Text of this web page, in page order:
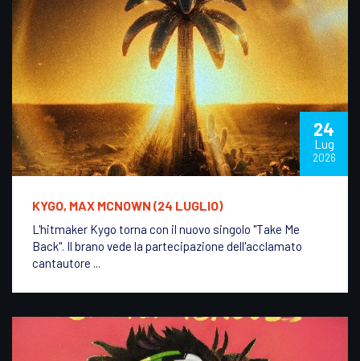
24
Lug
2026
KYGO, MAX MCNOWN (24 LUGLIO)
L'hitmaker Kygo torna con il nuovo singolo "Take Me
Back". Il brano vede la partecipazione dell'acclamato
cantautore ...